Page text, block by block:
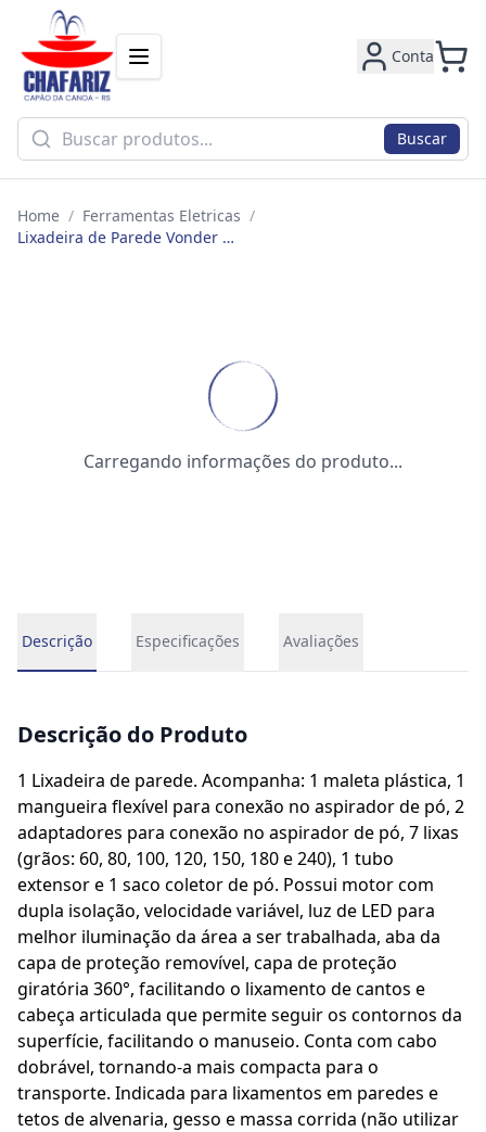
Conta
Buscar
Home / Ferramentas Eletricas /
Lixadeira de Parede Vonder Lpv925 Led 220v 880w Girafa Telescopica Extensiva
Carregando informações do produto...
Descrição Especificações Avaliações
Descrição do Produto
1 Lixadeira de parede. Acompanha: 1 maleta plástica, 1
mangueira flexível para conexão no aspirador de pó, 2
adaptadores para conexão no aspirador de pó, 7 lixas
(grãos: 60, 80, 100, 120, 150, 180 e 240), 1 tubo
extensor e 1 saco coletor de pó. Possui motor com
dupla isolação, velocidade variável, luz de LED para
melhor iluminação da área a ser trabalhada, aba da
capa de proteção removível, capa de proteção
giratória 360°, facilitando o lixamento de cantos e
cabeça articulada que permite seguir os contornos da
superfície, facilitando o manuseio. Conta com cabo
dobrável, tornando-a mais compacta para o
transporte. Indicada para lixamentos em paredes e
tetos de alvenaria, gesso e massa corrida (não utilizar